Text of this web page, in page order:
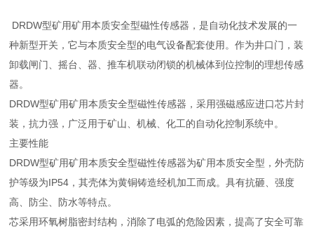
DRDW型矿用矿用本质安全型磁性传感器，是自动化技术发展的一
种新型开关，它与本质安全型的电气设备配套使用。作为井口门，装
卸载闸门、摇台、器、推车机联动闭锁的机械体到位控制的理想传感
器。
DRDW型矿用矿用本质安全型磁性传感器，采用强磁感应进口芯片封
装，抗力强，广泛用于矿山、机械、化工的自动化控制系统中。
主要性能
DRDW型矿用矿用本质安全型磁性传感器为矿用本质安全型，外壳防
护等级为IP54，其壳体为黄铜铸造经机加工而成。具有抗砸、强度
高、防尘、防水等特点。
芯采用环氧树脂密封结构，消除了电弧的危险因素，提高了安全可靠